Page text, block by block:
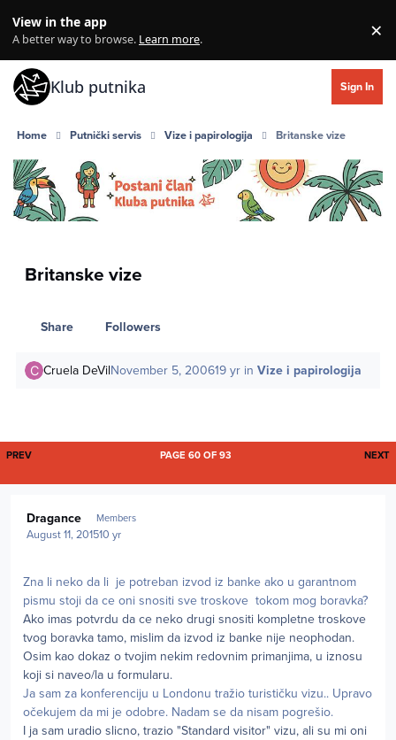
View in the app
A better way to browse. Learn more. ×
Klub putnika Sign In
Home Putnički servis Vize i papirologija Britanske vize
Britanske vize
Share Followers
Cruela DeVilNovember 5, 200619 yr inVize i papirologija
FIRST PAGE
PREV NEXT
PAGE 60 OF 93
Dragance Members
August 11, 201510 yr
Zna li neko da li je potreban izvod iz banke ako u garantnom
pismu stoji da ce oni snositi sve troskove tokom mog boravka?
Ako imas potvrdu da ce neko drugi snositi kompletne troskove
tvog boravka tamo, mislim da izvod iz banke nije neophodan.
Osim kao dokaz o tvojim nekim redovnim primanjima, u iznosu
koji si naveo/la u formularu.
Ja sam za konferenciju u Londonu tražio turističku vizu.. Upravo
očekujem da mi je odobre. Nadam se da nisam pogrešio.
I ja sam uradio slicno, trazio "Standard visitor" vizu, ali su mi oni